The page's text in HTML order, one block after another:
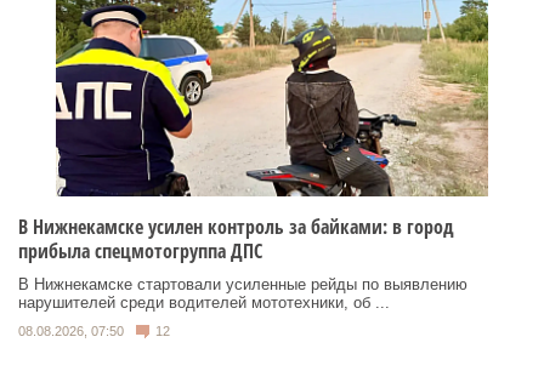
В Нижнекамске усилен контроль за байками: в город
прибыла спецмотогруппа ДПС
В Нижнекамске стартовали усиленные рейды по выявлению
нарушителей среди водителей мототехники, об ...
08.08.2026, 07:50 12